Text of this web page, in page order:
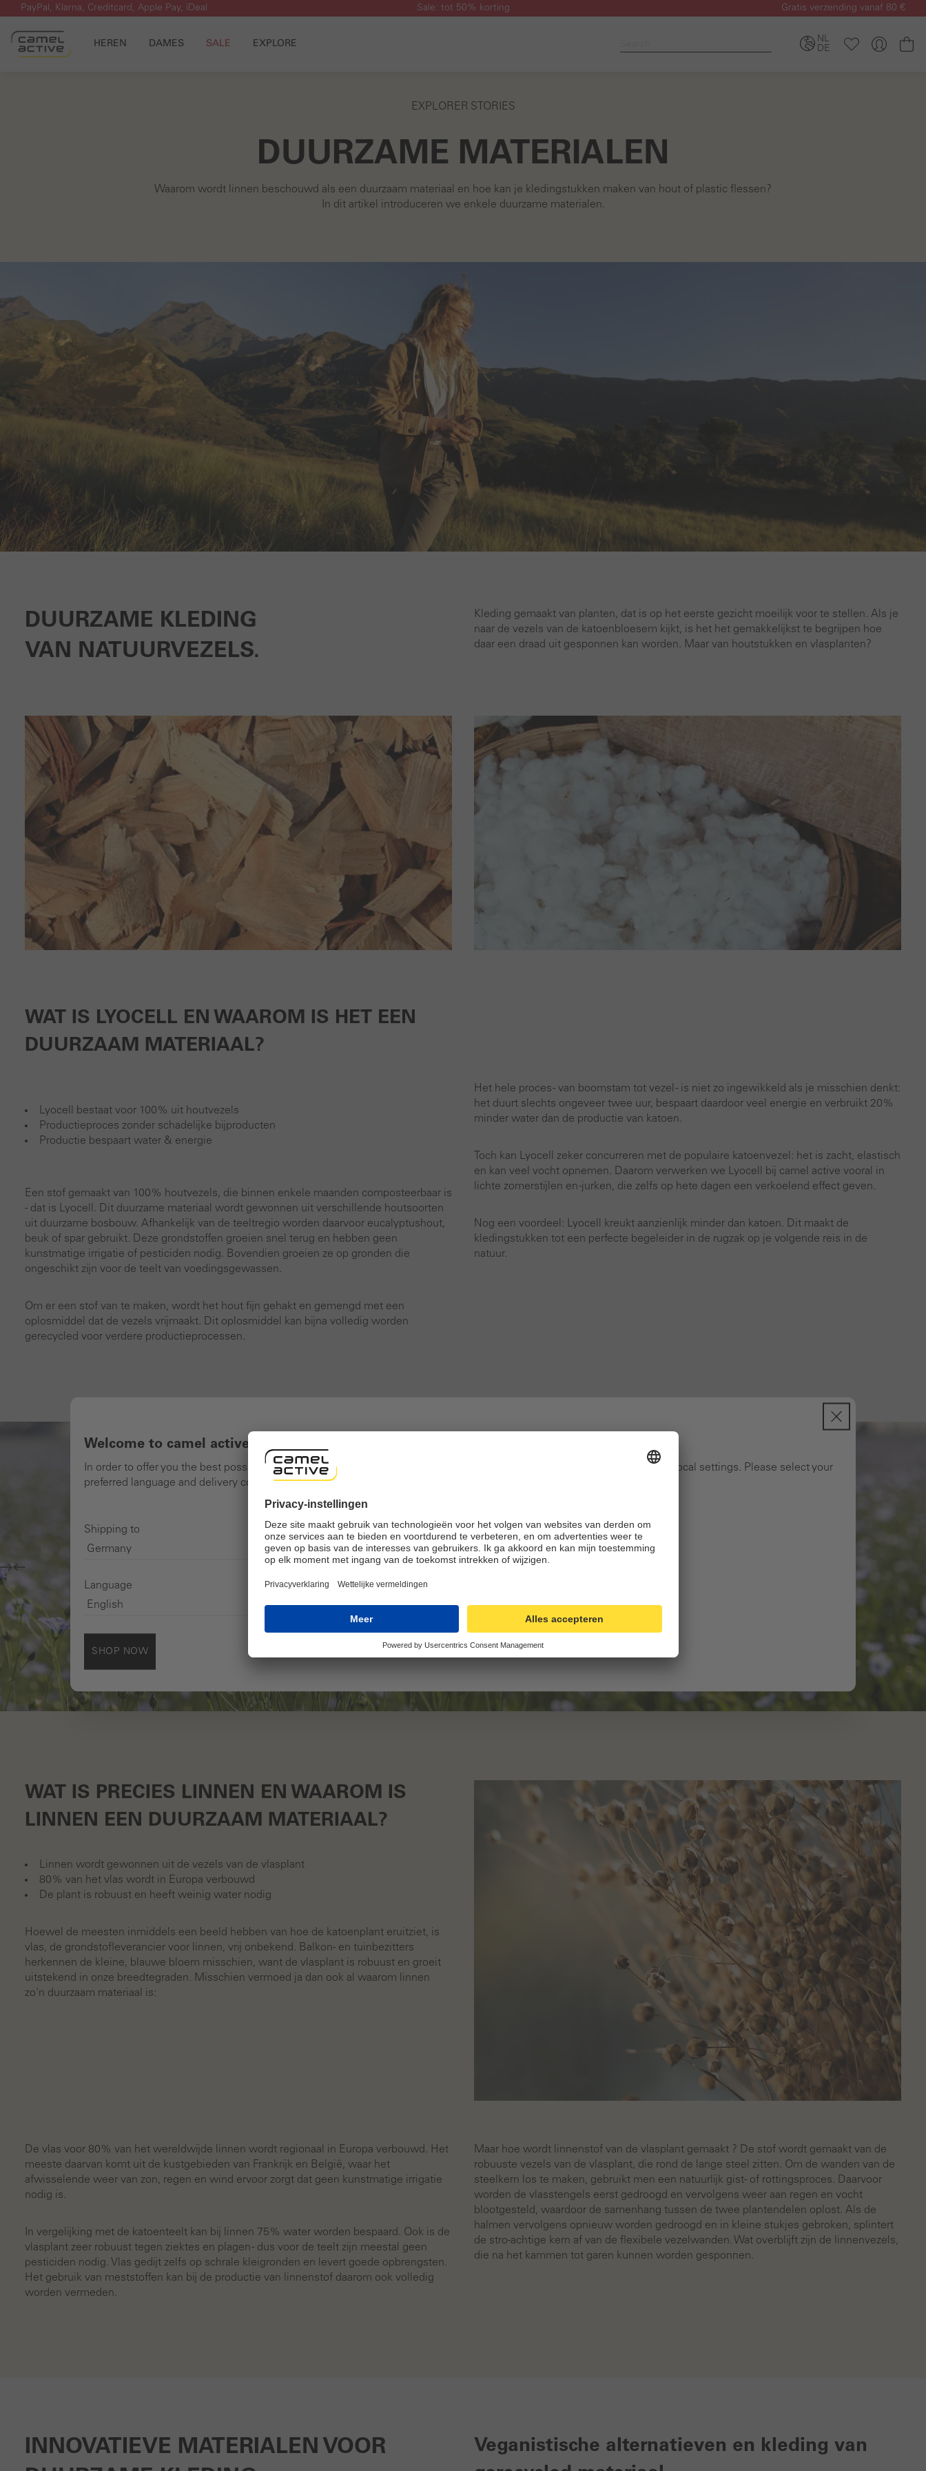
naar de hoofdinhoud
Ga naar de zoekopdracht
Ga naar de hoofdnavigatie
PayPal, Klarna, Creditcard, Apple Pay, iDeal Sale: tot 50% korting Gratis verzending vanaf 80 €
HEREN DAMES SALE EXPLORE
NL
DE
EXPLORER STORIES
DUURZAME MATERIALEN
Waarom wordt linnen beschouwd als een duurzaam materiaal en hoe kan je kledingstukken maken van hout of plastic flessen?
In dit artikel introduceren we enkele duurzame materialen.
DUURZAME KLEDING
VAN NATUURVEZELS.
Kleding gemaakt van planten, dat is op het eerste gezicht moeilijk voor te stellen. Als je
naar de vezels van de katoenbloesem kijkt, is het het gemakkelijkst te begrijpen hoe
daar een draad uit gesponnen kan worden. Maar van houtstukken en vlasplanten?
WAT IS LYOCELL EN WAAROM IS HET EEN
DUURZAAM MATERIAAL?
Lyocell bestaat voor 100% uit houtvezels
Productieproces zonder schadelijke bijproducten
Productie bespaart water & energie
Een stof gemaakt van 100% houtvezels, die binnen enkele maanden composteerbaar is
- dat is Lyocell. Dit duurzame materiaal wordt gewonnen uit verschillende houtsoorten
uit duurzame bosbouw. Afhankelijk van de teeltregio worden daarvoor eucalyptushout,
beuk of spar gebruikt. Deze grondstoffen groeien snel terug en hebben geen
kunstmatige irrigatie of pesticiden nodig. Bovendien groeien ze op gronden die
ongeschikt zijn voor de teelt van voedingsgewassen.
Om er een stof van te maken, wordt het hout fijn gehakt en gemengd met een
oplosmiddel dat de vezels vrijmaakt. Dit oplosmiddel kan bijna volledig worden
gerecycled voor verdere productieprocessen.
Het hele proces - van boomstam tot vezel - is niet zo ingewikkeld als je misschien denkt:
het duurt slechts ongeveer twee uur, bespaart daardoor veel energie en verbruikt 20%
minder water dan de productie van katoen.
Toch kan Lyocell zeker concurreren met de populaire katoenvezel: het is zacht, elastisch
en kan veel vocht opnemen. Daarom verwerken we Lyocell bij camel active vooral in
lichte zomerstijlen en -jurken, die zelfs op hete dagen een verkoelend effect geven.
Nog een voordeel: Lyocell kreukt aanzienlijk minder dan katoen. Dit maakt de
kledingstukken tot een perfecte begeleider in de rugzak op je volgende reis in de
natuur.
WAT IS PRECIES LINNEN EN WAAROM IS
LINNEN EEN DUURZAAM MATERIAAL?
Linnen wordt gewonnen uit de vezels van de vlasplant
80% van het vlas wordt in Europa verbouwd
De plant is robuust en heeft weinig water nodig
Hoewel de meesten inmiddels een beeld hebben van hoe de katoenplant eruitziet, is
vlas, de grondstofleverancier voor linnen, vrij onbekend. Balkon- en tuinbezitters
herkennen de kleine, blauwe bloem misschien, want de vlasplant is robuust en groeit
uitstekend in onze breedtegraden. Misschien vermoed ja dan ook al waarom linnen
zo'n duurzaam materiaal is:
De vlas voor 80% van het wereldwijde linnen wordt regionaal in Europa verbouwd. Het
meeste daarvan komt uit de kustgebieden van Frankrijk en België, waar het
afwisselende weer van zon, regen en wind ervoor zorgt dat geen kunstmatige irrigatie
nodig is.
In vergelijking met de katoenteelt kan bij linnen 75% water worden bespaard. Ook is de
vlasplant zeer robuust tegen ziektes en plagen - dus voor de teelt zijn meestal geen
pesticiden nodig. Vlas gedijt zelfs op schrale kleigronden en levert goede opbrengsten.
Het gebruik van meststoffen kan bij de productie van linnenstof daarom ook volledig
worden vermeden.
Maar hoe wordt linnenstof van de vlasplant gemaakt ? De stof wordt gemaakt van de
robuuste vezels van de vlasplant, die rond de lange steel zitten. Om de wanden van de
steelkern los te maken, gebruikt men een natuurlijk gist- of rottingsproces. Daarvoor
worden de vlasstengels eerst gedroogd en vervolgens weer aan regen en vocht
blootgesteld, waardoor de samenhang tussen de twee plantendelen oplost. Als de
halmen vervolgens opnieuw worden gedroogd en in kleine stukjes gebroken, splintert
de stro-achtige kern af van de flexibele vezelwanden. Wat overblijft zijn de linnenvezels,
die na het kammen tot garen kunnen worden gesponnen.
INNOVATIEVE MATERIALEN VOOR
Veganistische alternatieven en kleding van
Welcome to camel active online shop
In order to offer you the best possible shopping experience, we would like to show you the online shop according to your local settings. Please select your
preferred language and delivery country and note that we currently only ship to countries shown here.
Shipping to
Language
SHOP NOW